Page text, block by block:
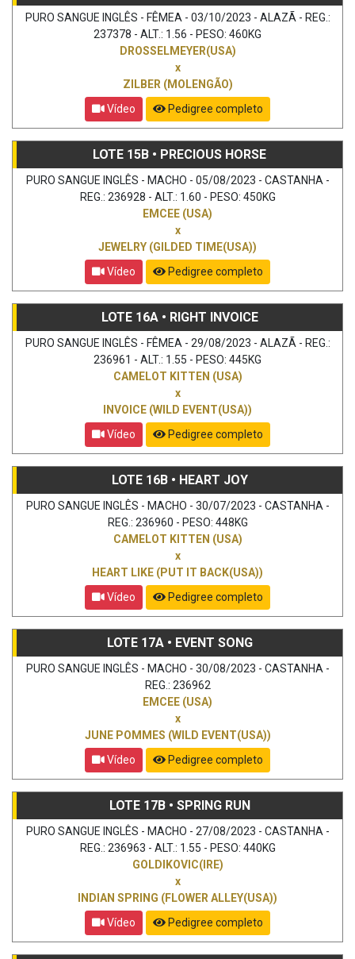
PURO SANGUE INGLÊS - FÊMEA - 03/10/2023 - ALAZÃ - REG.:
237378 - ALT.: 1.56 - PESO: 460KG
DROSSELMEYER(USA)
x
ZILBER (MOLENGÃO)
Vídeo
Pedigree completo
LOTE 15B • PRECIOUS HORSE
PURO SANGUE INGLÊS - MACHO - 05/08/2023 - CASTANHA -
REG.: 236928 - ALT.: 1.60 - PESO: 450KG
EMCEE (USA)
x
JEWELRY (GILDED TIME(USA))
Vídeo
Pedigree completo
LOTE 16A • RIGHT INVOICE
PURO SANGUE INGLÊS - FÊMEA - 29/08/2023 - ALAZÃ - REG.:
236961 - ALT.: 1.55 - PESO: 445KG
CAMELOT KITTEN (USA)
x
INVOICE (WILD EVENT(USA))
Vídeo
Pedigree completo
LOTE 16B • HEART JOY
PURO SANGUE INGLÊS - MACHO - 30/07/2023 - CASTANHA -
REG.: 236960 - PESO: 448KG
CAMELOT KITTEN (USA)
x
HEART LIKE (PUT IT BACK(USA))
Vídeo
Pedigree completo
LOTE 17A • EVENT SONG
PURO SANGUE INGLÊS - MACHO - 30/08/2023 - CASTANHA -
REG.: 236962
EMCEE (USA)
x
JUNE POMMES (WILD EVENT(USA))
Vídeo
Pedigree completo
LOTE 17B • SPRING RUN
PURO SANGUE INGLÊS - MACHO - 27/08/2023 - CASTANHA -
REG.: 236963 - ALT.: 1.55 - PESO: 440KG
GOLDIKOVIC(IRE)
x
INDIAN SPRING (FLOWER ALLEY(USA))
Vídeo
Pedigree completo